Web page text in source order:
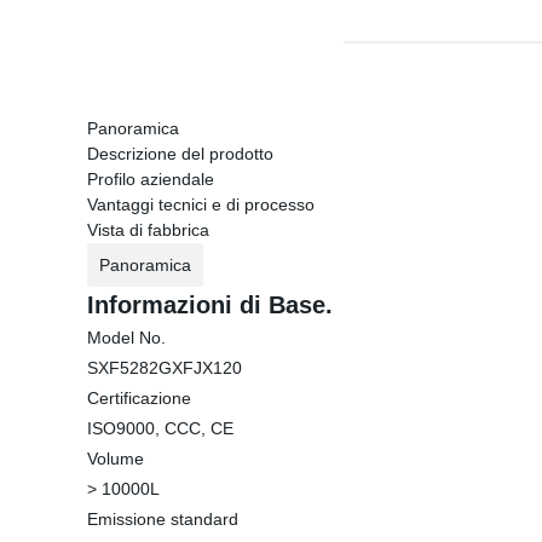
Panoramica
Descrizione del prodotto
Profilo aziendale
Vantaggi tecnici e di processo
Vista di fabbrica
Panoramica
Informazioni di Base.
Model No.
SXF5282GXFJX120
Certificazione
ISO9000, CCC, CE
Volume
> 10000L
Emissione standard